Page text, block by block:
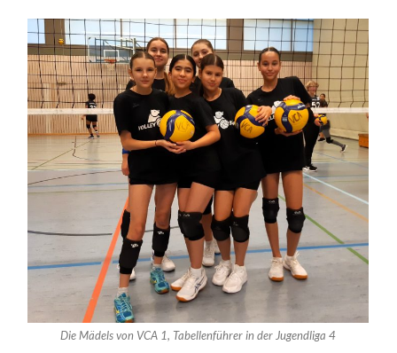
Die Mädels von VCA 1, Tabellenführer in der Jugendliga 4